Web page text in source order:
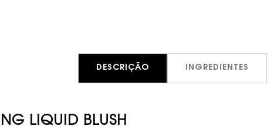
DESCRIÇÃO INGREDIENTES
LIQUID BLUSH